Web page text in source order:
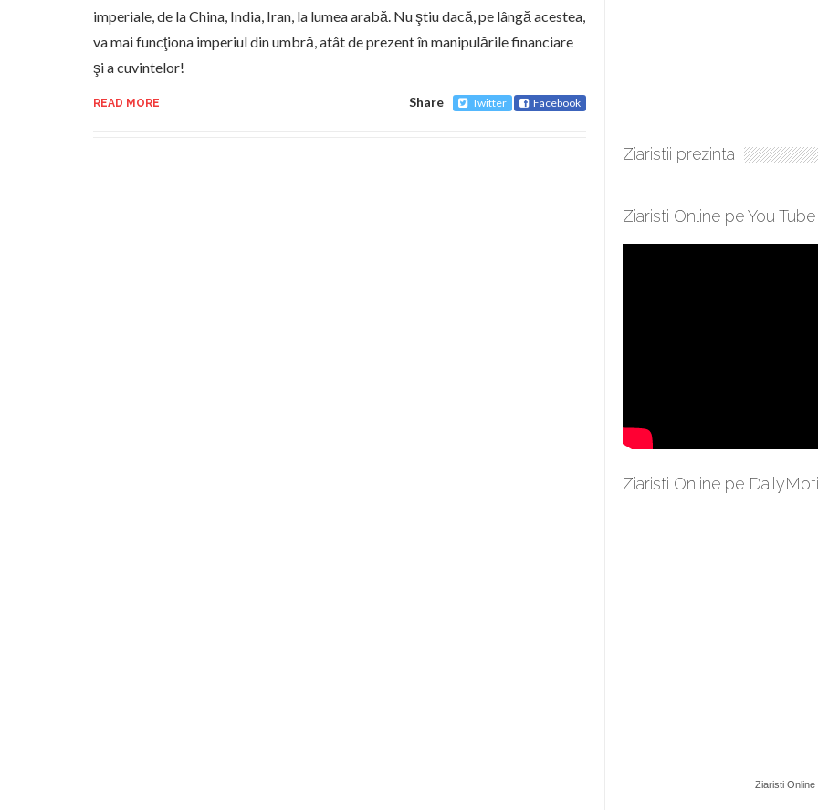
imperiale, de la China, India, Iran, la lumea arabă. Nu ştiu dacă, pe lângă acestea,
va mai funcţiona imperiul din umbră, atât de prezent în manipulările financiare
şi a cuvintelor!
READ MORE Share Twitter Facebook
Ziaristii prezinta
Ziaristi Online pe You Tube
Ziaristi Online pe
Ziaristi Online